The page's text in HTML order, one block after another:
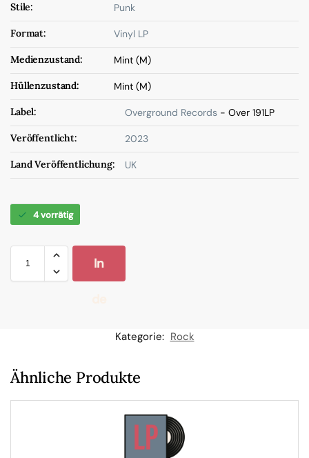
Stile: Punk
Format: Vinyl LP
Medienzustand: Mint (M)
Hüllenzustand: Mint (M)
Label: Overground Records - Over 191LP
Veröffentlicht: 2023
Land Veröffentlichung: UK
4 vorrätig
In
W
Kategorie: Rock
Ähnliche Produkte